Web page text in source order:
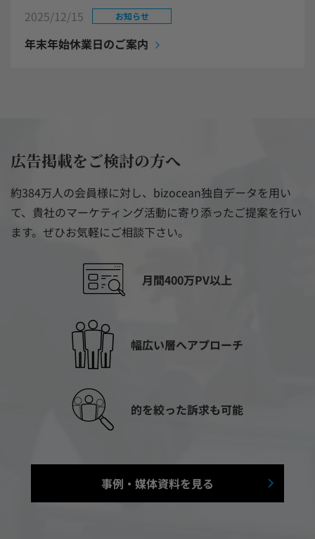
2025/12/15 お知らせ
年末年始休業日のご案内
広告掲載をご検討の方へ
約384万人の会員様に対し、bizocean独自データを用い
て、貴社のマーケティング活動に寄り添ったご提案を行い
ます。ぜひお気軽にご相談下さい。
月間400万PV以上
幅広い層へアプローチ
的を絞った訴求も可能
事例・媒体資料を見る